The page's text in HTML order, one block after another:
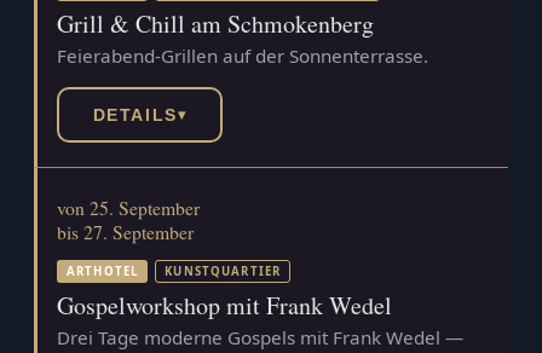
Grill & Chill am Schmokenberg
Feierabend-Grillen auf der Sonnenterrasse.
DETAILS▾
von 25. September
bis 27. September
ARTHOTEL KUNSTQUARTIER
Gospelworkshop mit Frank Wedel
Drei Tage moderne Gospels mit Frank Wedel —